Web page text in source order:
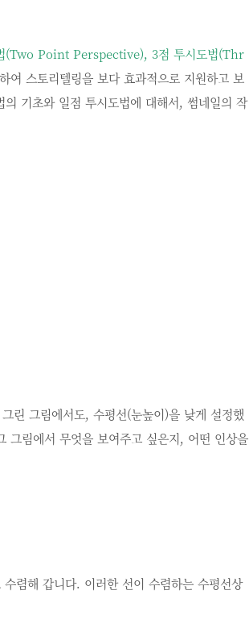
(Two Point Perspective), 3점 투시도법(Thr
여 스토리텔링을 보다 효과적으로 지원하고 보
기초와 일점 투시도법에 대해서, 썸네일의 작
린 그림에서도, 수평선(눈높이)을 낮게 설정했
그림에서 무엇을 보여주고 싶은지, 어떤 인상을
렴해 갑니다. 이러한 선이 수렴하는 수평선상